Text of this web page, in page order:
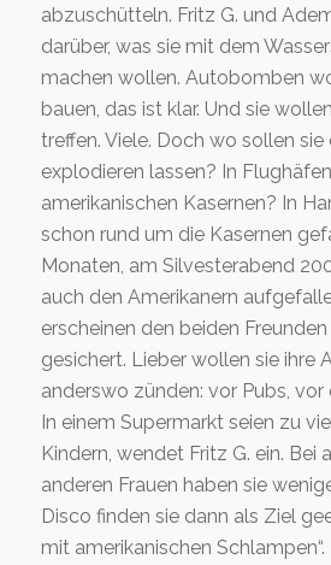
abzuschütteln. Fritz G. und
darüber, was sie mit dem
machen wollen. Autobomben
bauen, das ist klar. Und sie
treffen. Viele. Doch wo sollen
explodieren lassen? In
amerikanischen Kasernen? In
schon rund um die Kasernen
Monaten, am Silvesterabend
auch den Amerikanern
erscheinen den beiden
gesichert. Lieber wollen sie ihre
anderswo zünden: vor Pubs, vor
In einem Supermarkt seien zu
Kindern, wendet Fritz G. ein. Bei
anderen Frauen haben sie
Disco finden sie dann als Ziel
mit amerikanischen